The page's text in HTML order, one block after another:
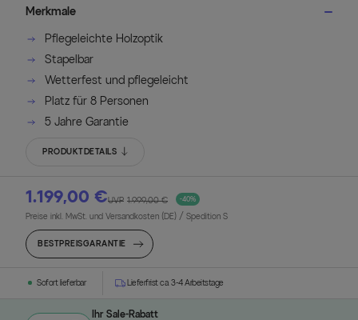
Merkmale
Pflegeleichte Holzoptik
Stapelbar
Wetterfest und pflegeleicht
Platz für 8 Personen
5 Jahre Garantie
PRODUKTDETAILS
1.199,00 € -40%
UVP 1.999,00 €
Preise inkl. MwSt. und Versandkosten (DE) / Spedition S
BESTPREISGARANTIE
Sofort lieferbar Lieferfrist ca. 3-4 Arbeitstage
Ihr Sale-Rabatt